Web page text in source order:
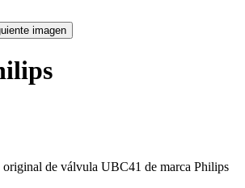
imagen
original de válvula UBC41 de marca Philips